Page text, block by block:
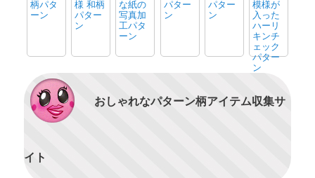
柄パタ
ーン
様 和柄
パター
ン
な紙の
写真加
工パタ
ーン
パター
ン
パター
ン
模様が
入った
ハーリ
キンチ
ェック
パター
ン
おしゃれなパターン柄アイテム収集サ
イト